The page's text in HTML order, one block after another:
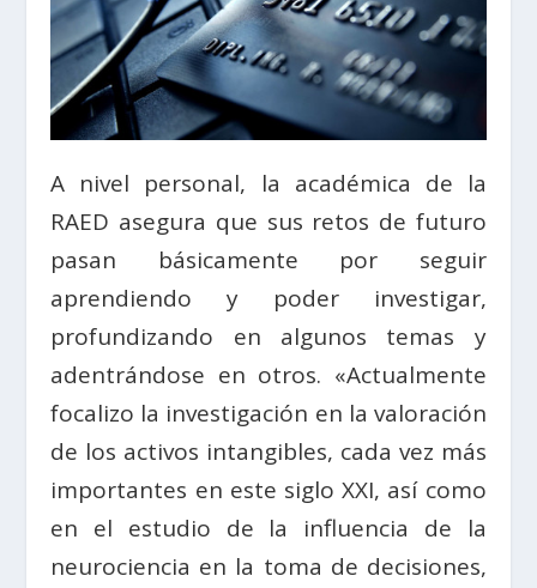
A nivel personal, la académica de la
RAED asegura que sus retos de futuro
pasan básicamente por seguir
aprendiendo y poder investigar,
profundizando en algunos temas y
adentrándose en otros. «Actualmente
focalizo la investigación en la valoración
de los activos intangibles, cada vez más
importantes en este siglo XXI, así como
en el estudio de la influencia de la
neurociencia en la toma de decisiones,